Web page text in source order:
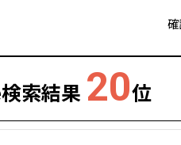
確
索結果 20位